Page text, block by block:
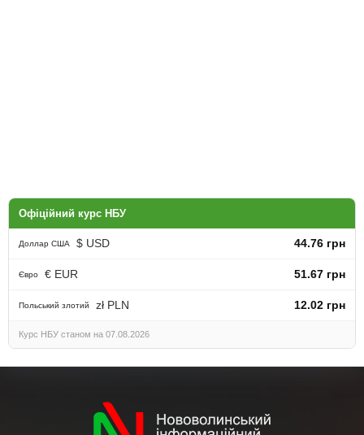
Офіційний курс НБУ
Доллар США $ USD 44.76 грн
Євро € EUR 51.67 грн
Польський злотий zł PLN 12.02 грн
Курс НБУ станом на 07.08.2026